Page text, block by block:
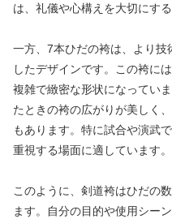
は、礼儀や心構えを大切にす
一方、7本ひだの袴は、より
したデザインです。この袴に
複雑で緻密な形状になってい
たときの袴の広がりが美しく
もあります。特に試合や演武
重視する場面に適しています。
このように、剣道袴はひだの
ます。自分の目的や使用シー